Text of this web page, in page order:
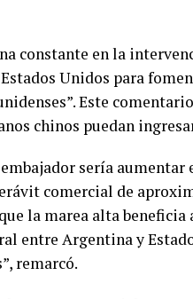
constante en la
Unidos para
Este
chinos puedan
sería
comercial de
la marea alta beneficia
entre Argentina y
remarcó.